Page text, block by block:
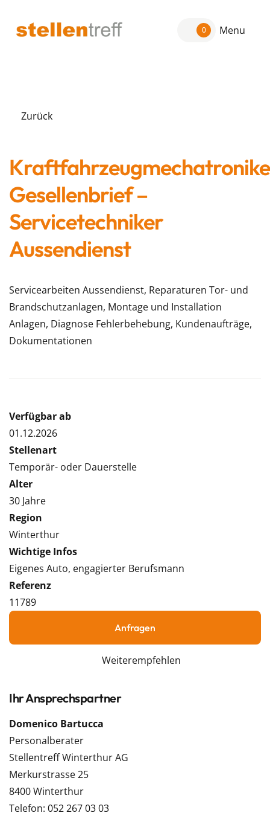
0 Menu
Zurück
Gesellenbrief –
Servicetechniker
Aussendienst
Servicearbeiten Aussendienst, Reparaturen Tor- und
Brandschutzanlagen, Montage und Installation
Anlagen, Diagnose Fehlerbehebung, Kundenaufträge,
Dokumentationen
Verfügbar ab
01.12.2026
Stellenart
Temporär- oder Dauerstelle
Alter
30 Jahre
Region
Winterthur
Wichtige Infos
Eigenes Auto, engagierter Berufsmann
Referenz
11789
Anfragen
Weiterempfehlen
Ihr Ansprechspartner
Domenico Bartucca
Personalberater
Stellentreff Winterthur AG
Merkurstrasse 25
8400 Winterthur
Telefon: 052 267 03 03